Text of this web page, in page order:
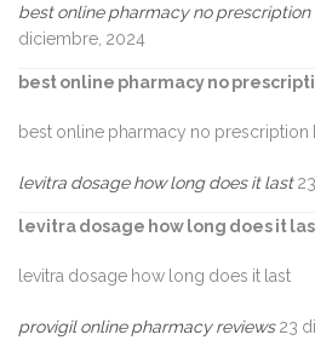
best online pharmacy no
diciembre, 2024
best online pharmacy no
best online pharmacy no
levitra dosage how long does it last
levitra dosage how long does it
levitra dosage how long does it last
provigil online pharmacy reviews 23